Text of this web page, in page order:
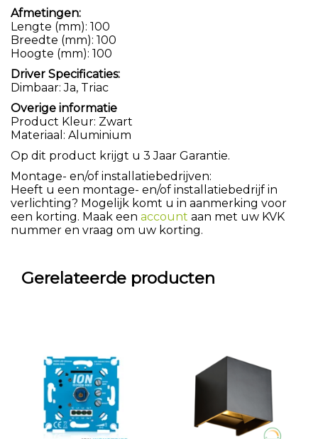
Afmetingen:
Lengte (mm): 100
Breedte (mm): 100
Hoogte (mm): 100
Driver Specificaties:
Dimbaar: Ja, Triac
Overige informatie
Product Kleur: Zwart
Materiaal: Aluminium
Op dit product krijgt u 3 Jaar Garantie.
Montage- en/of installatiebedrijven:
Heeft u een montage- en/of installatiebedrijf in
verlichting? Mogelijk komt u in aanmerking voor
een korting. Maak een account aan met uw KVK
nummer en vraag om uw korting.
Gerelateerde producten